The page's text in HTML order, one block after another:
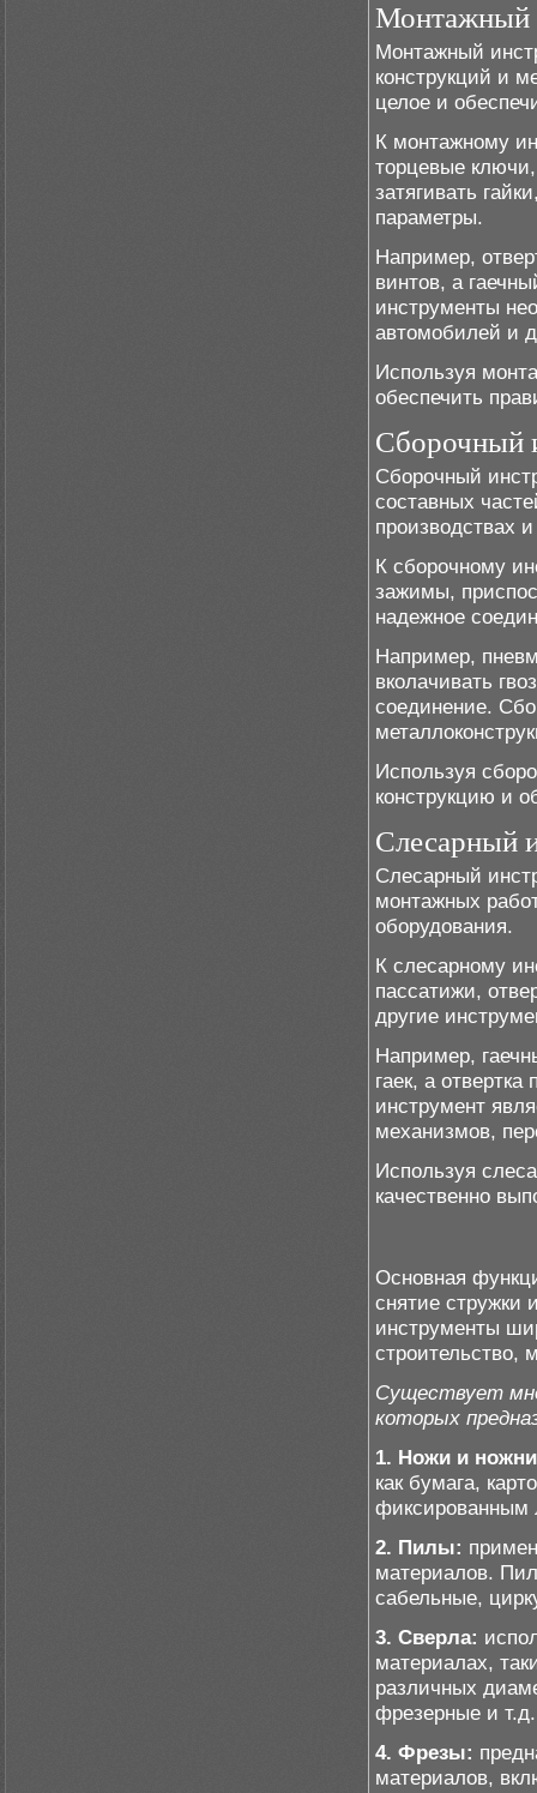
Монтажный
Монтажный
конструкций и
целое и
К монтажному
торцевые
затягивать
параметры.
Например,
винтов, а
инструменты
автомобилей и
Используя
обеспечить
Сборочный
Сборочный
составных
производствах
К сборочному
зажимы,
надежное
Например,
вколачивать
соединение.
Используя
конструкцию и
Слесарный
Слесарный
монтажных
оборудования.
К слесарному
пассатижи,
другие
Например,
гаек, а
инструмент
механизмов,
Используя
качественно
Основная
снятие стружки
инструменты
строительство,
Существует
которых
1. Ножи и
как бумага,
фиксированным
2. Пилы:
материалов.
сабельные,
3. Сверла:
материалах,
различных
фрезерные и т.д.
4. Фрезы:
материалов,